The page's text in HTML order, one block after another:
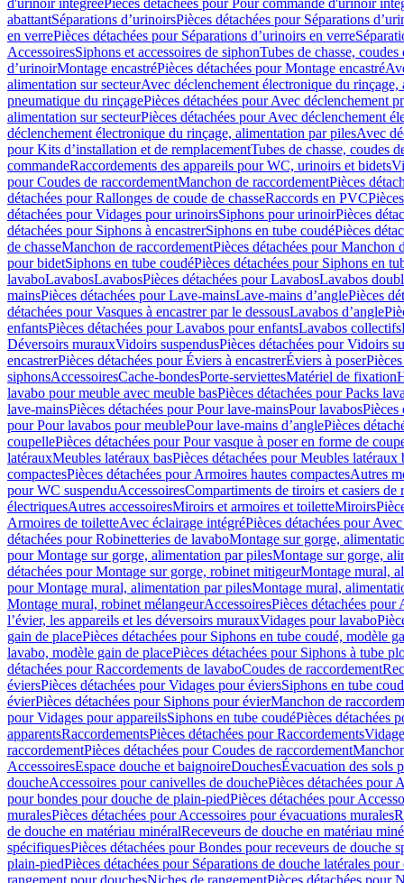
d'urinoir intégréePièces détachées pour Pour commande d'urinoir
abattantSéparations d’urinoirsPièces détachées pour Séparations
en verrePièces détachées pour Séparations d’urinoirs en verre
AccessoiresSiphons et accessoires de siphonTubes de chasse, coudes
dʼurinoirMontage encastréPièces détachées pour Montage encastré
alimentation sur secteurAvec déclenchement électronique du
pneumatique du rinçagePièces détachées pour Avec déclenchement
alimentation sur secteurPièces détachées pour Avec déclenchement
déclenchement électronique du rinçage, alimentation par pilesAvec
pour Kits d’installation et de remplacementTubes de chasse, coudes
commandeRaccordements des appareils pour WC, urinoirs et bidets
pour Coudes de raccordementManchon de raccordementPièces
détachées pour Rallonges de coude de chasseRaccords en PVC
détachées pour Vidages pour urinoirsSiphons pour urinoirPièces
détachées pour Siphons à encastrerSiphons en tube coudéPièces
de chasseManchon de raccordementPièces détachées pour Manchon
pour bidetSiphons en tube coudéPièces détachées pour Siphons en
lavaboLavabosLavabosPièces détachées pour LavabosLavabos
mainsPièces détachées pour Lave-mainsLave-mains d’anglePièces
détachées pour Vasques à encastrer par le dessousLavabos d’angle
enfantsPièces détachées pour Lavabos pour enfantsLavabos collectifs
Déversoirs murauxVidoirs suspendusPièces détachées pour Vidoirs
encastrerPièces détachées pour Éviers à encastrerÉviers à poser
siphonsAccessoiresCache-bondesPorte-serviettesMatériel de fixation
lavabo pour meuble avec meuble basPièces détachées pour Packs
lave-mainsPièces détachées pour Pour lave-mainsPour lavabosPièces
pour Pour lavabos pour meublePour lave-mains d’anglePièces
coupellePièces détachées pour Pour vasque à poser en forme de
latérauxMeubles latéraux basPièces détachées pour Meubles latéraux
compactesPièces détachées pour Armoires hautes compactesAutres
pour WC suspenduAccessoiresCompartiments de tiroirs et casiers de
électriquesAutres accessoiresMiroirs et armoires et toiletteMiroirs
Armoires de toiletteAvec éclairage intégréPièces détachées pour
détachées pour Robinetteries de lavaboMontage sur gorge,
pour Montage sur gorge, alimentation par pilesMontage sur gorge,
détachées pour Montage sur gorge, robinet mitigeurMontage mural,
pour Montage mural, alimentation par pilesMontage mural,
Montage mural, robinet mélangeurAccessoiresPièces détachées pour
l’évier, les appareils et les déversoirs murauxVidages pour lavabo
gain de placePièces détachées pour Siphons en tube coudé, modèle
lavabo, modèle gain de placePièces détachées pour Siphons à tube
détachées pour Raccordements de lavaboCoudes de raccordement
éviersPièces détachées pour Vidages pour éviersSiphons en tube
évierPièces détachées pour Siphons pour évierManchon de
pour Vidages pour appareilsSiphons en tube coudéPièces détachées
apparentsRaccordementsPièces détachées pour Raccordements
raccordementPièces détachées pour Coudes de raccordement
AccessoiresEspace douche et baignoireDouchesÉvacuation des sols
doucheAccessoires pour canivelles de douchePièces détachées pour
pour bondes pour douche de plain-piedPièces détachées pour
muralesPièces détachées pour Accessoires pour évacuations murales
de douche en matériau minéralReceveurs de douche en matériau
spécifiquesPièces détachées pour Bondes pour receveurs de douche
plain-piedPièces détachées pour Séparations de douche latérales
rangement pour douchesNiches de rangementPièces détachées pour